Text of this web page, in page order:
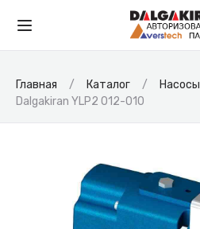
Главная Каталог Насосы
Dalgakiran YLP2 012-010